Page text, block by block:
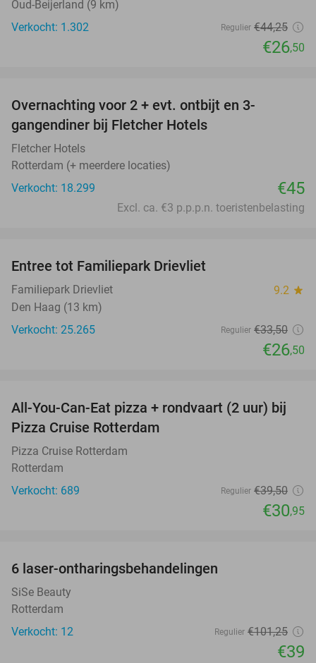
Oud-Beijerland (9 km)
Verkocht: 1.302
Regulier €44,25
€26,50
Overnachting voor 2 + evt. ontbijt en 3-
gangendiner bij Fletcher Hotels
Fletcher Hotels
Rotterdam (+ meerdere locaties)
Verkocht: 18.299
€45
Excl. ca. €3 p.p.p.n. toeristenbelasting
Entree tot Familiepark Drievliet
Familiepark Drievliet 9.2 star
Den Haag (13 km)
Verkocht: 25.265
Regulier €33,50
€26,50
22%
All-You-Can-Eat pizza + rondvaart (2 uur) bij
Pizza Cruise Rotterdam
Pizza Cruise Rotterdam
Rotterdam
Verkocht: 689
Regulier €39,50
€30,95
6 laser-ontharingsbehandelingen
SiSe Beauty
Rotterdam
Verkocht: 12
Regulier €101,25
€39